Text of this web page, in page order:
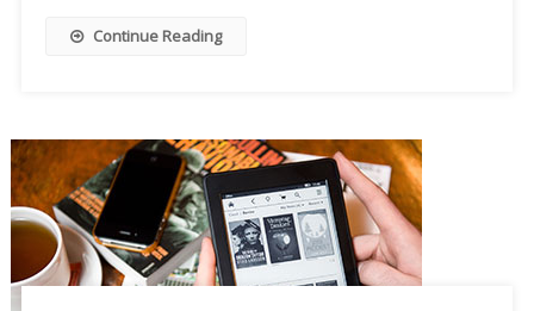
Continue Reading